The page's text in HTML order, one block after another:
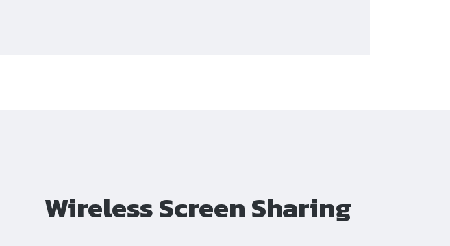
Wireless Screen Sharing